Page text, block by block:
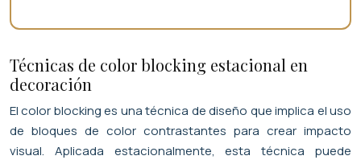
Técnicas de color blocking estacional en
decoración
El color blocking es una técnica de diseño que implica el uso
de bloques de color contrastantes para crear impacto
visual. Aplicada estacionalmente, esta técnica puede